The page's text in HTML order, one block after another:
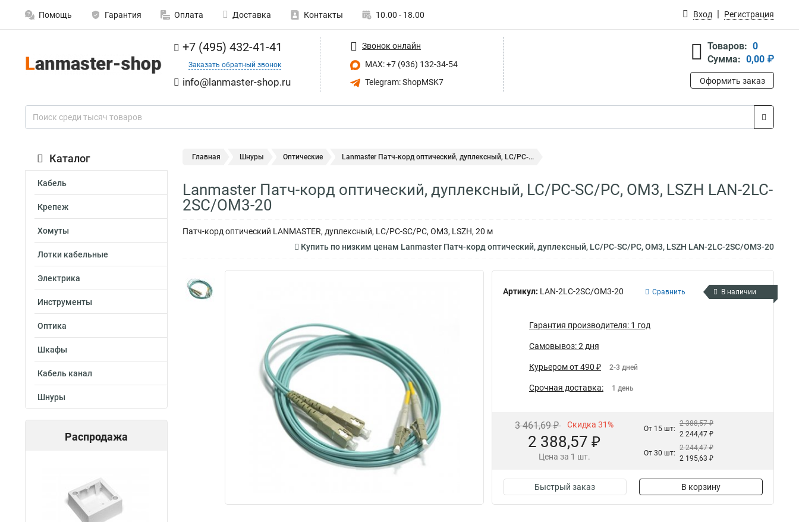
Помощь Гарантия Оплата Доставка Контакты 10.00 - 18.00 Вход Регистрация
+7 (495) 432-41-41
Заказать обратный звонок
info@lanmaster-shop.ru
Звонок онлайн
MAX: +7 (936) 132-34-54
Telegram: ShopMSK7
Товаров: 0
Сумма: 0,00 ₽
Оформить заказ
Каталог
Кабель
Крепеж
Хомуты
Лотки кабельные
Электрика
Инструменты
Оптика
Шкафы
Кабель канал
Шнуры
Распродажа
Главная Шнуры Оптические Lanmaster Патч-корд оптический, дуплексный, LC/PC-...
Lanmaster Патч-корд оптический, дуплексный, LC/PC-SС/PC, OM3, LSZH LAN-2LC-
2SС/OM3-20
Патч-корд оптический LANMASTER, дуплексный, LC/PC-SС/PC, OM3, LSZH, 20 м
Купить по низким ценам Lanmaster Патч-корд оптический, дуплексный, LC/PC-SС/PC, OM3, LSZH LAN-2LC-2SС/OM3-20
Артикул: LAN-2LC-2SС/OM3-20 Сравнить В наличии
Гарантия производителя: 1 год
Самовывоз: 2 дня
Курьером от 490 ₽ 2-3 дней
Срочная доставка: 1 день
3 461,69 ₽ Скидка 31%
2 388,57 ₽
Цена за 1 шт.
От 15 шт:
2 388,57 ₽
2 244,47 ₽
От 30 шт:
2 244,47 ₽
2 195,63 ₽
Быстрый заказ В корзину